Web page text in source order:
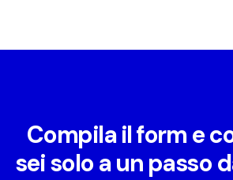
Compila il form e
sei solo a un passo